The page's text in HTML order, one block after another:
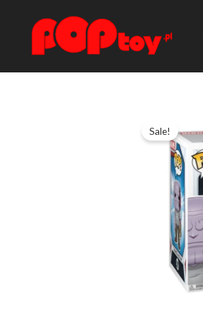
Sale!